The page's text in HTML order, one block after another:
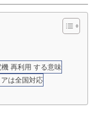
再利用 する意味
は全国対応